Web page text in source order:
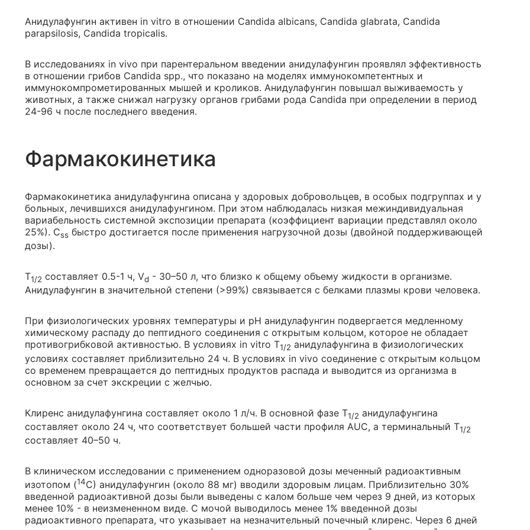
Анидулафунгин активен in vitro в отношении Candida albicans, Candida glabrata, Candida
parapsilosis, Candida tropicalis.
В исследованиях in vivo при парентеральном введении анидулафунгин проявлял эффективность
в отношении грибов Candida spp., что показано на моделях иммунокомпетентных и
иммунокомпрометированных мышей и кроликов. Анидулафунгин повышал выживаемость у
животных, а также снижал нагрузку органов грибами рода Candida при определении в период
24-96 ч после последнего введения.
Фармакокинетика
Фармакокинетика анидулафунгина описана у здоровых добровольцев, в особых подгруппах и у
больных, лечившихся анидулафунгином. При этом наблюдалась низкая межиндивидуальная
вариабельность системной экспозиции препарата (коэффициент вариации представлял около
25%). Css быстро достигается после применения нагрузочной дозы (двойной поддерживающей
дозы).
T1/2 составляет 0.5-1 ч, Vd - 30–50 л, что близко к общему объему жидкости в организме.
Анидулафунгин в значительной степени (>99%) связывается с белками плазмы крови человека.
При физиологических уровнях температуры и рН анидулафунгин подвергается медленному
химическому распаду до пептидного соединения с открытым кольцом, которое не обладает
противогрибковой активностью. В условиях in vitro T1/2 анидулафунгина в физиологических
условиях составляет приблизительно 24 ч. В условиях in vivo соединение с открытым кольцом
со временем превращается до пептидных продуктов распада и выводится из организма в
основном за счет экскреции с желчью.
Клиренс анидулафунгина составляет около 1 л/ч. В основной фазе T1/2 анидулафунгина
составляет около 24 ч, что соответствует большей части профиля AUC, а терминальный T1/2
составляет 40–50 ч.
В клиническом исследовании с применением одноразовой дозы меченный радиоактивным
изотопом (14С) анидулафунгин (около 88 мг) вводили здоровым лицам. Приблизительно 30%
введенной радиоактивной дозы были выведены с калом больше чем через 9 дней, из которых
менее 10% - в неизмененном виде. С мочой выводилось менее 1% введенной дозы
радиоактивного препарата, что указывает на незначительный почечный клиренс. Через 6 дней